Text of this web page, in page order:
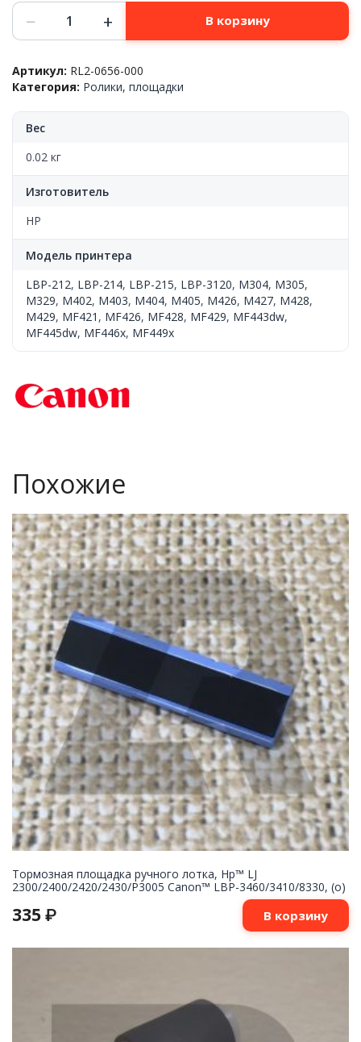
Количество
товара
Ролик
обходного
лотка,
M402/M426
LBP-
215,
RL2-
0656-
− + В корзину
Артикул: RL2-0656-000
Категория: Ролики, площадки
Вес
0.02 кг
Изготовитель
HP
Модель принтера
LBP-212, LBP-214, LBP-215, LBP-3120, M304, M305,
M329, M402, M403, M404, M405, M426, M427, M428,
M429, MF421 , MF426, MF428, MF429, MF443dw,
MF445dw, MF446x, MF449x
Похожие
Тормозная площадка ручного лотка, Hp™ LJ
2300/2400/2420/2430/P3005 Canon™ LBP-3460/3410/8330, (о)
335 ₽ В корзину